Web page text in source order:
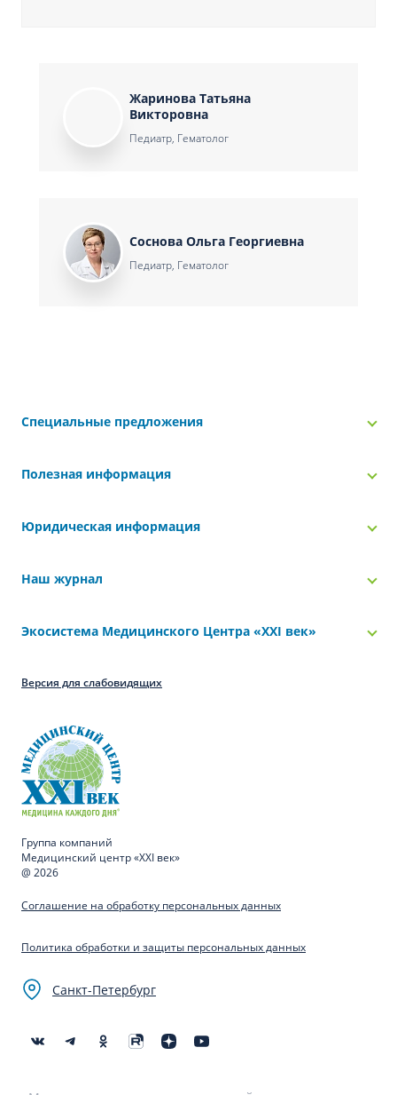
Жаринова Татьяна
Викторовна
Педиатр, Гематолог
Соснова Ольга Георгиевна
Педиатр, Гематолог
Специальные предложения
Полезная информация
Юридическая информация
Наш журнал
Экосистема Медицинского Центра «‎XXI век»
Версия для слабовидящих
Группа компаний
Медицинский центр «XXI век»
@ 2026
Соглашение на обработку персональных данных
Политика обработки и защиты персональных данных
Санкт-Петербург